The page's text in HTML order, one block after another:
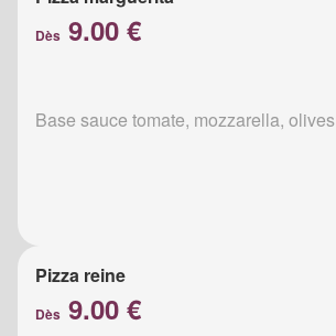
Dès 9.00 €
Base sauce tomate, mozzarella, olives
Pizza reine
Dès 9.00 €